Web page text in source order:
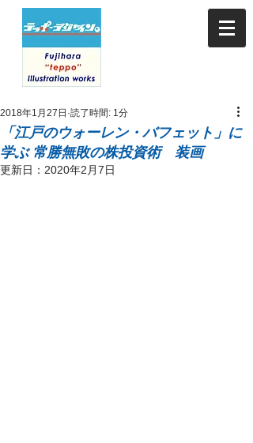
「江戸のウォーレン・バフェット」に
学ぶ 常勝無敗の株投資術 装画
2018年1月27日 読了時間: 1分
更新日： 2020年2月7日